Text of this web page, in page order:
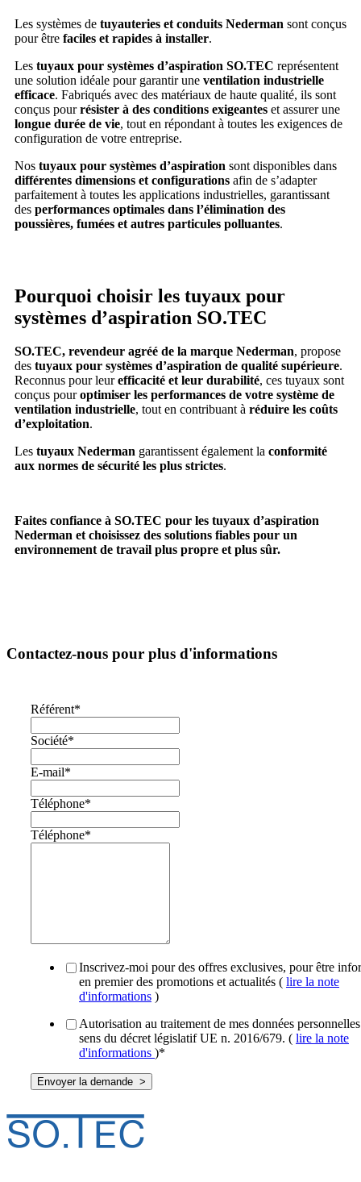
Les systèmes de tuyauteries et conduits Nederman sont conçus
pour être faciles et rapides à installer.
Les tuyaux pour systèmes d’aspiration SO.TEC représentent
une solution idéale pour garantir une ventilation industrielle
efficace. Fabriqués avec des matériaux de haute qualité, ils sont
conçus pourrésister à des conditions exigeantes et assurer une
longue durée de vie, tout en répondant à toutes les exigences de
configuration de votre entreprise.
Nos tuyaux pour systèmes d’aspiration sont disponibles dans
différentes dimensions et configurations afin de s’adapter
parfaitement à toutes les applications industrielles, garantissant
des performances optimales dans l’élimination des
poussières, fumées et autres particules polluantes.
Pourquoi choisir les tuyaux pour
systèmes d’aspiration SO.TEC
SO.TEC, revendeur agréé de la marque Nederman, propose
des tuyaux pour systèmes d’aspiration de qualité supérieure.
Reconnus pour leurefficacité et leur durabilité, ces tuyaux sont
conçus pouroptimiser les performances de votre système de
ventilation industrielle, tout en contribuant à réduire les coûts
d’exploitation.
Les tuyaux Nederman garantissent également la conformité
aux normes de sécurité les plus strictes.
Faites confiance à SO.TEC pour les tuyaux d’aspiration
Nederman et choisissez des solutions fiables pour un
environnement de travail plus propre et plus sûr.
Contactez-nous pour plus d'informations
Référent*
Société*
E-mail*
Téléphone*
Téléphone*
Inscrivez-moi pour des offres exclusives, pour être
en premier des promotions et actualités ( lire la note
d'informations )
Autorisation au traitement de mes données
sens du décret législatif UE n. 2016/679. ( lire la note
d'informations )*